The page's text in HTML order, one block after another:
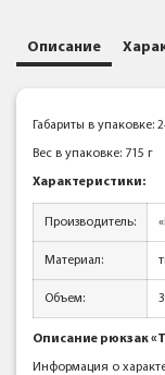
Описание
Габариты в упаковке:
Вес в упаковке: 715 г
Характеристики:
Производитель:
Материал:
Объем:
Описание рюкзак
Информация о